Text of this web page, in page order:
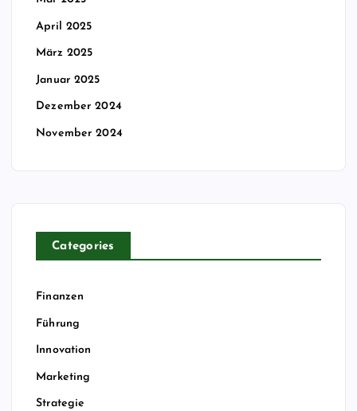
April 2025
März 2025
Januar 2025
Dezember 2024
November 2024
Categories
Finanzen
Führung
Innovation
Marketing
Strategie